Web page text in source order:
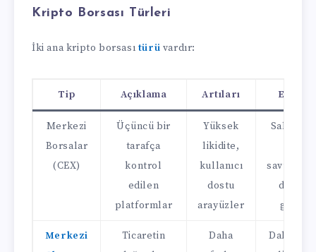
Kripto Borsası Türleri
İki ana kripto borsası türü vardır:
Tip Açıklama Artıları Eksiler
Merkezi
Borsalar
(CEX)
Üçüncü bir
tarafça
kontrol
edilen
platformlar
Yüksek
likidite,
kullanıcı
dostu
arayüzler
daha az
gizlilik
Merkezi
Ticaretin
Daha
Daha